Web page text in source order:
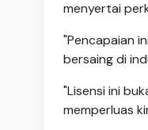
menyertai
"Pencapaian
bersaing di
"Lisensi ini
memperluas